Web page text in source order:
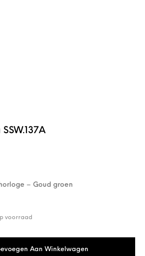
– Goud groen
voorraad
Aan Winkelwagen